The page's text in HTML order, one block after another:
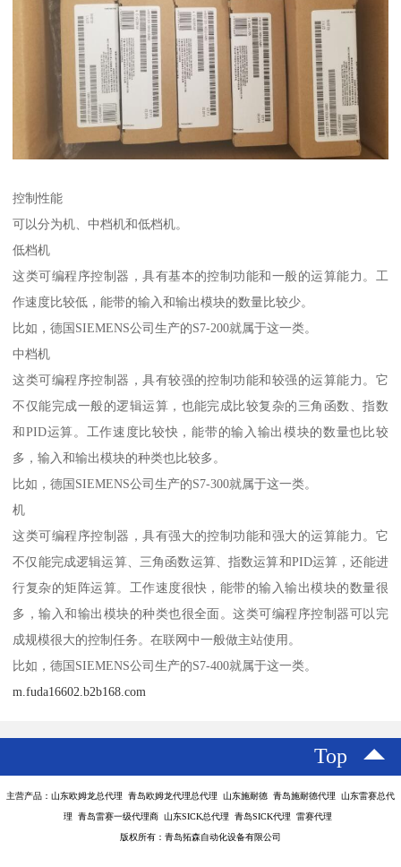
控制性能
可以分为机、中档机和低档机。
低档机
这类可编程序控制器，具有基本的控制功能和一般的运算能力。工
作速度比较低，能带的输入和输出模块的数量比较少。
比如，德国SIEMENS公司生产的S7-200就属于这一类。
中档机
这类可编程序控制器，具有较强的控制功能和较强的运算能力。它
不仅能完成一般的逻辑运算，也能完成比较复杂的三角函数、指数
和PID运算。工作速度比较快，能带的输入输出模块的数量也比较
多，输入和输出模块的种类也比较多。
比如，德国SIEMENS公司生产的S7-300就属于这一类。
机
这类可编程序控制器，具有强大的控制功能和强大的运算能力。它
不仅能完成逻辑运算、三角函数运算、指数运算和PID运算，还能进
行复杂的矩阵运算。工作速度很快，能带的输入输出模块的数量很
多，输入和输出模块的种类也很全面。这类可编程序控制器可以完
成规模很大的控制任务。在联网中一般做主站使用。
比如，德国SIEMENS公司生产的S7-400就属于这一类。
m.fuda16602.b2b168.com
Top
主营产品：山东欧姆龙总代理 青岛欧姆龙代理总代理 山东施耐德 青岛施耐德代理 山东雷赛总代
理 青岛雷赛一级代理商 山东SICK总代理 青岛SICK代理 雷赛代理
版权所有：青岛拓森自动化设备有限公司